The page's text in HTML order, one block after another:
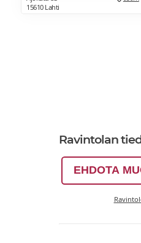
15610 Lahti
Ravintolan
EHDOTA